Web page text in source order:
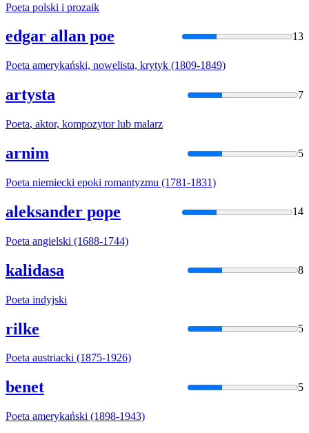
Poeta polski i prozaik
edgar allan poe 13
Poeta amerykański, nowelista, krytyk (1809-1849)
artysta 7
Poeta, aktor, kompozytor lub malarz
arnim 5
Poeta niemiecki epoki romantyzmu (1781-1831)
aleksander pope 14
Poeta angielski (1688-1744)
kalidasa 8
Poeta indyjski
rilke 5
Poeta austriacki (1875-1926)
benet 5
Poeta amerykański (1898-1943)